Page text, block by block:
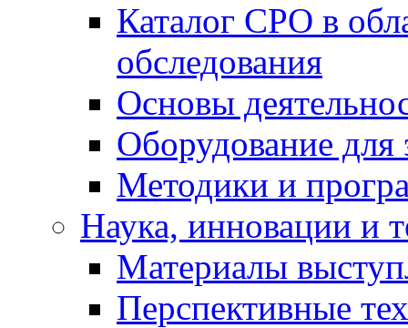
Каталог СРО в
обследования
Основы
Оборудование для
Методики и
Наука, инновации и
Материалы
Перспективные